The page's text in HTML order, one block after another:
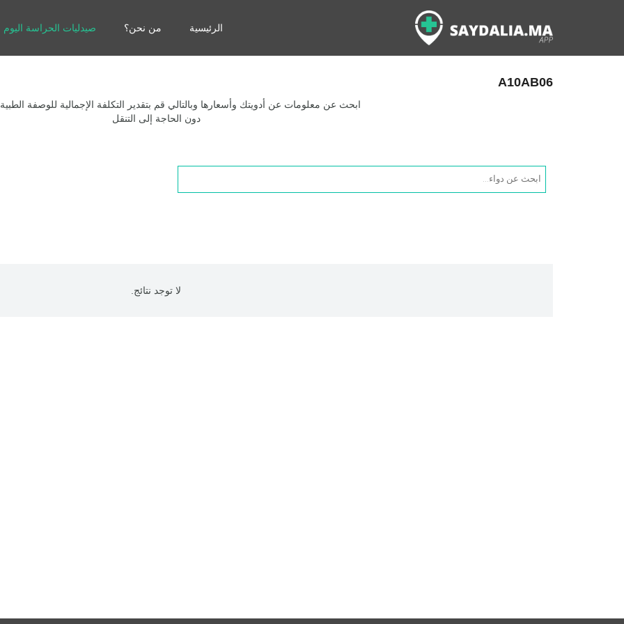
الرئيسية من نحن؟ صيدليات الحراسة اليوم
A10AB06
ابحث عن معلومات عن أدويتك وأسعارها وبالتالي قم بتقدير التكلفة الإجمالية للوصفة
دون الحاجة إلى التنقل
Products
search
لا توجد نتائج.